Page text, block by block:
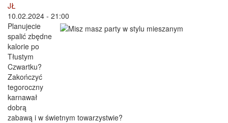
JŁ
10.02.2024 - 21:00
Planujecie
spalić zbędne
kalorie po
Tłustym
Czwartku?
Zakończyć
tegoroczny
karnawał
dobrą
zabawą i w świetnym towarzystwie?